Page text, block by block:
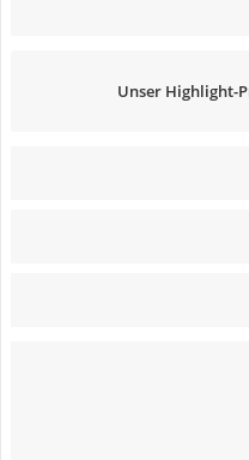
Unser Highlight-